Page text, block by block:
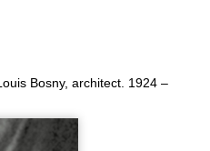
Bosny, architect. 1924 –